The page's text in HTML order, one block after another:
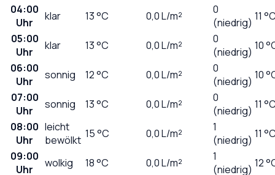
04:00
Uhr
klar 13°C 0,0L/m²
0
(niedrig) 11
05:00
Uhr
klar 13°C 0,0L/m²
0
(niedrig) 10
06:00
Uhr
sonnig 12°C 0,0L/m²
0
(niedrig) 10
07:00
Uhr
sonnig 13°C 0,0L/m²
0
(niedrig) 11
08:00
Uhr
leicht
bewölkt 15°C 0,0L/m²
1
(niedrig) 11
09:00
Uhr
wolkig 18°C 0,0L/m²
1
(niedrig) 12